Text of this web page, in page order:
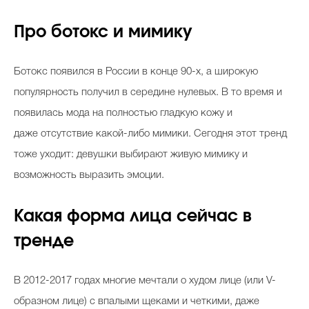
Про ботокс и мимику
Ботокс появился в России в конце 90-х, а широкую
популярность получил в середине нулевых. В то время и
появилась мода на полностью гладкую кожу и
даже отсутствие какой-либо мимики. Сегодня этот тренд
тоже уходит: девушки выбирают живую мимику и
возможность выразить эмоции.
Какая форма лица сейчас в
тренде
В 2012-2017 годах многие мечтали о худом лице (или V-
образном лице) с впалыми щеками и четкими, даже